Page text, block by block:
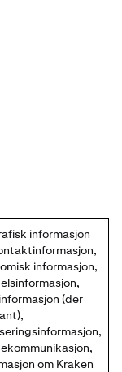
informasjon
informasjon,
(der
om Kraken